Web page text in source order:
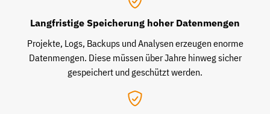
Langfristige Speicherung hoher Datenmengen
Projekte, Logs, Backups und Analysen erzeugen enorme
Datenmengen. Diese müssen über Jahre hinweg sicher
gespeichert und geschützt werden.